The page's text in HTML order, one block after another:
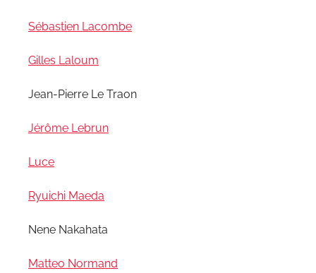
Sébastien Lacombe
Gilles Laloum
Jean-Pierre Le Traon
Jérôme Lebrun
Luce
Ryuichi Maeda
Nene Nakahata
Matteo Normand